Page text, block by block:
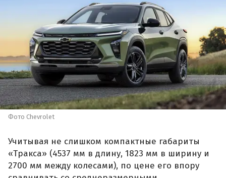
Фото Chevrolet
Учитывая не слишком компактные габариты
«Тракса» (4537 мм в длину, 1823 мм в ширину и
2700 мм между колесами), по цене его впору